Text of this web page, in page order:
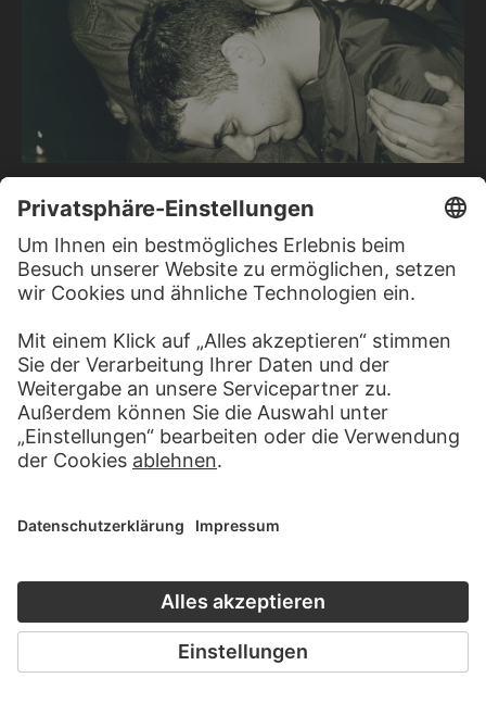
Arkadia I
BARBARA KLEMM
Arnulf Rainer, Wien, 2014
Jüngling mit angezogenen
Beinen